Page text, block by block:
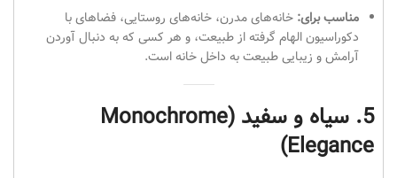
مناسب برای: خانه‌های مدرن، خانه‌های روستایی، فضاهای با
دکوراسیون الهام گرفته از طبیعت، و هر کسی که به دنبال آوردن
آرامش و زیبایی طبیعت به داخل خانه است.
5. سیاه و سفید (Monochrome
Elegance)